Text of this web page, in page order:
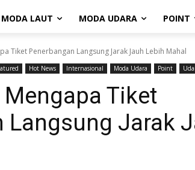
MODA LAUT MODA UDARA POINT
Tiket Penerbangan Langsung Jarak Jauh Lebih Mahal
Hot News Internasional Moda Udara Point
Tiket
Langsung Jarak